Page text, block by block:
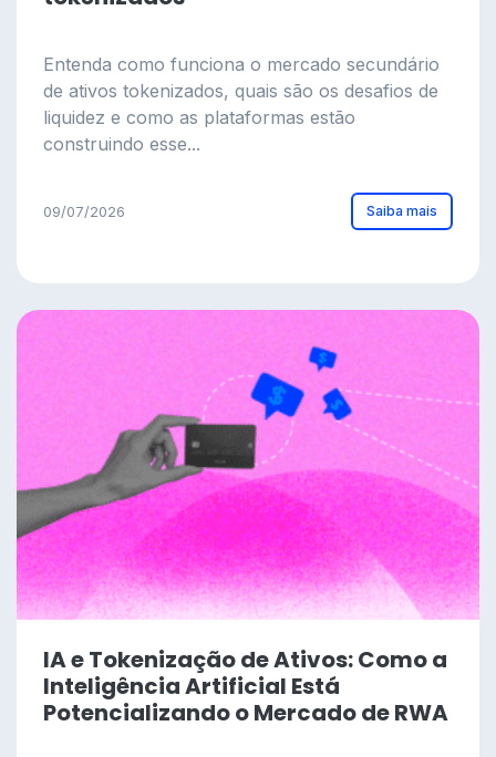
Entenda como funciona o mercado secundário
de ativos tokenizados, quais são os desafios de
liquidez e como as plataformas estão
construindo esse...
09/07/2026 Saiba mais
IA e Tokenização de Ativos: Como a
Inteligência Artificial Está
Potencializando o Mercado de RWA